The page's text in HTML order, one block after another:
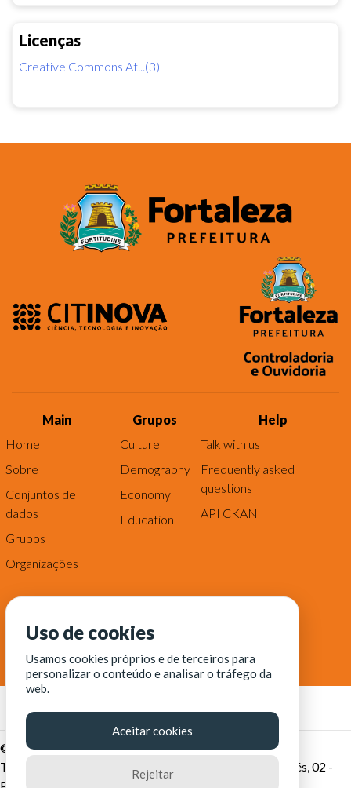
Licenças
Creative Commons At...(3)
Main
Home
Sobre
Conjuntos de
dados
Grupos
Organizações
Grupos
Culture
Demography
Economy
Education
Help
Talk with us
Frequently asked
questions
API CKAN
© Fortaleza Digital || CITINOVA - Fundação de Ciência,
Tecnologia e Inovação de Fortaleza - Rua dos Tremembés, 02 -
Uso de cookies
Usamos cookies próprios e de terceiros para
personalizar o conteúdo e analisar o tráfego da
web.
Aceitar cookies
Rejeitar